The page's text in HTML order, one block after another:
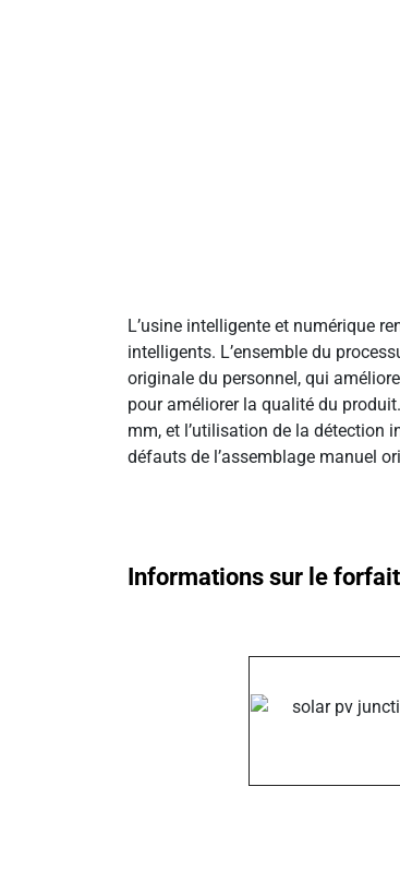
L’usine intelligente et numérique
intelligents. L’ensemble du
originale du personnel, qui
pour améliorer la qualité du
mm, et l’utilisation de la détection
défauts de l’assemblage manuel
Informations sur le